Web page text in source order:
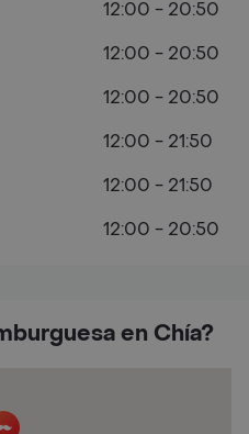
en Chía?
12:00 - 20:50
12:00 - 20:50
12:00 - 20:50
12:00 - 21:50
12:00 - 21:50
12:00 - 20:50